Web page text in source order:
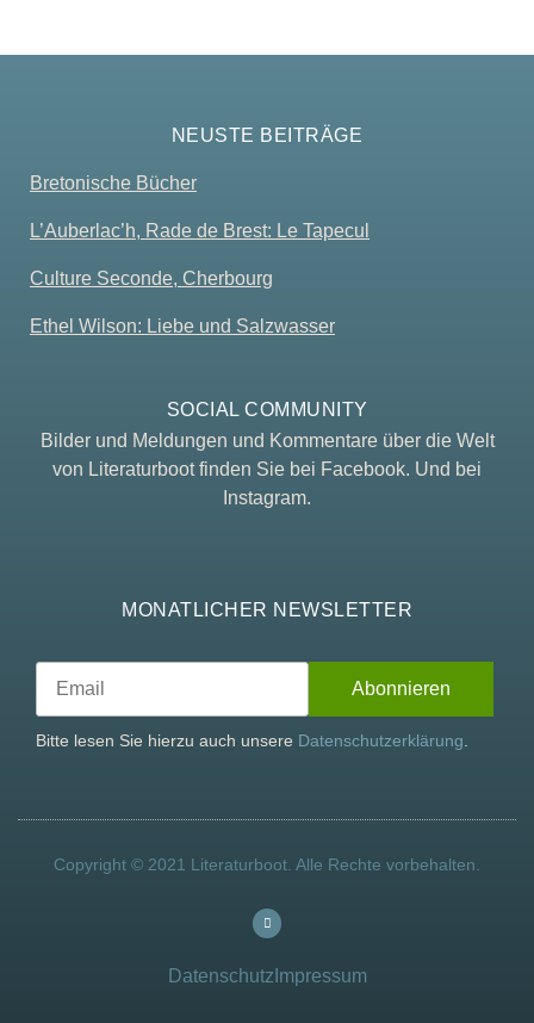
NEUSTE BEITRÄGE
Bretonische Bücher
L’Auberlac’h, Rade de Brest: Le Tapecul
Culture Seconde, Cherbourg
Ethel Wilson: Liebe und Salzwasser
SOCIAL COMMUNITY
Bilder und Meldungen und Kommentare über die Welt
von Literaturboot finden Sie bei Facebook. Und bei
Instagram.
MONATLICHER NEWSLETTER
Bitte lesen Sie hierzu auch unsere Datenschutzerklärung.
Copyright © 2021 Literaturboot. Alle Rechte vorbehalten.
Datenschutz Impressum